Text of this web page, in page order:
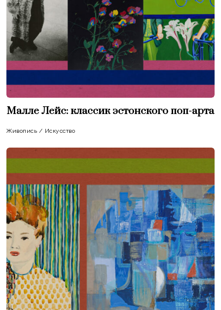
Малле Лейс: классик эстонского поп-арта
Живопись / Искусство